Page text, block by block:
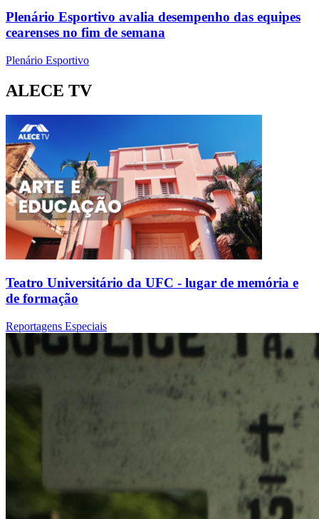
Plenário Esportivo avalia desempenho das equipes
cearenses no fim de semana
Plenário Esportivo
ALECE TV
Teatro Universitário da UFC - lugar de memória e
de formação
Reportagens Especiais